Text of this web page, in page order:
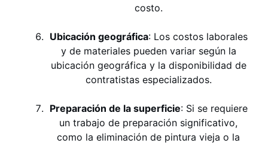
costo.
Ubicación geográfica: Los costos laborales
y de materiales pueden variar según la
ubicación geográfica y la disponibilidad de
contratistas especializados.
Preparación de la superficie: Si se requiere
un trabajo de preparación significativo,
como la eliminación de pintura vieja o la